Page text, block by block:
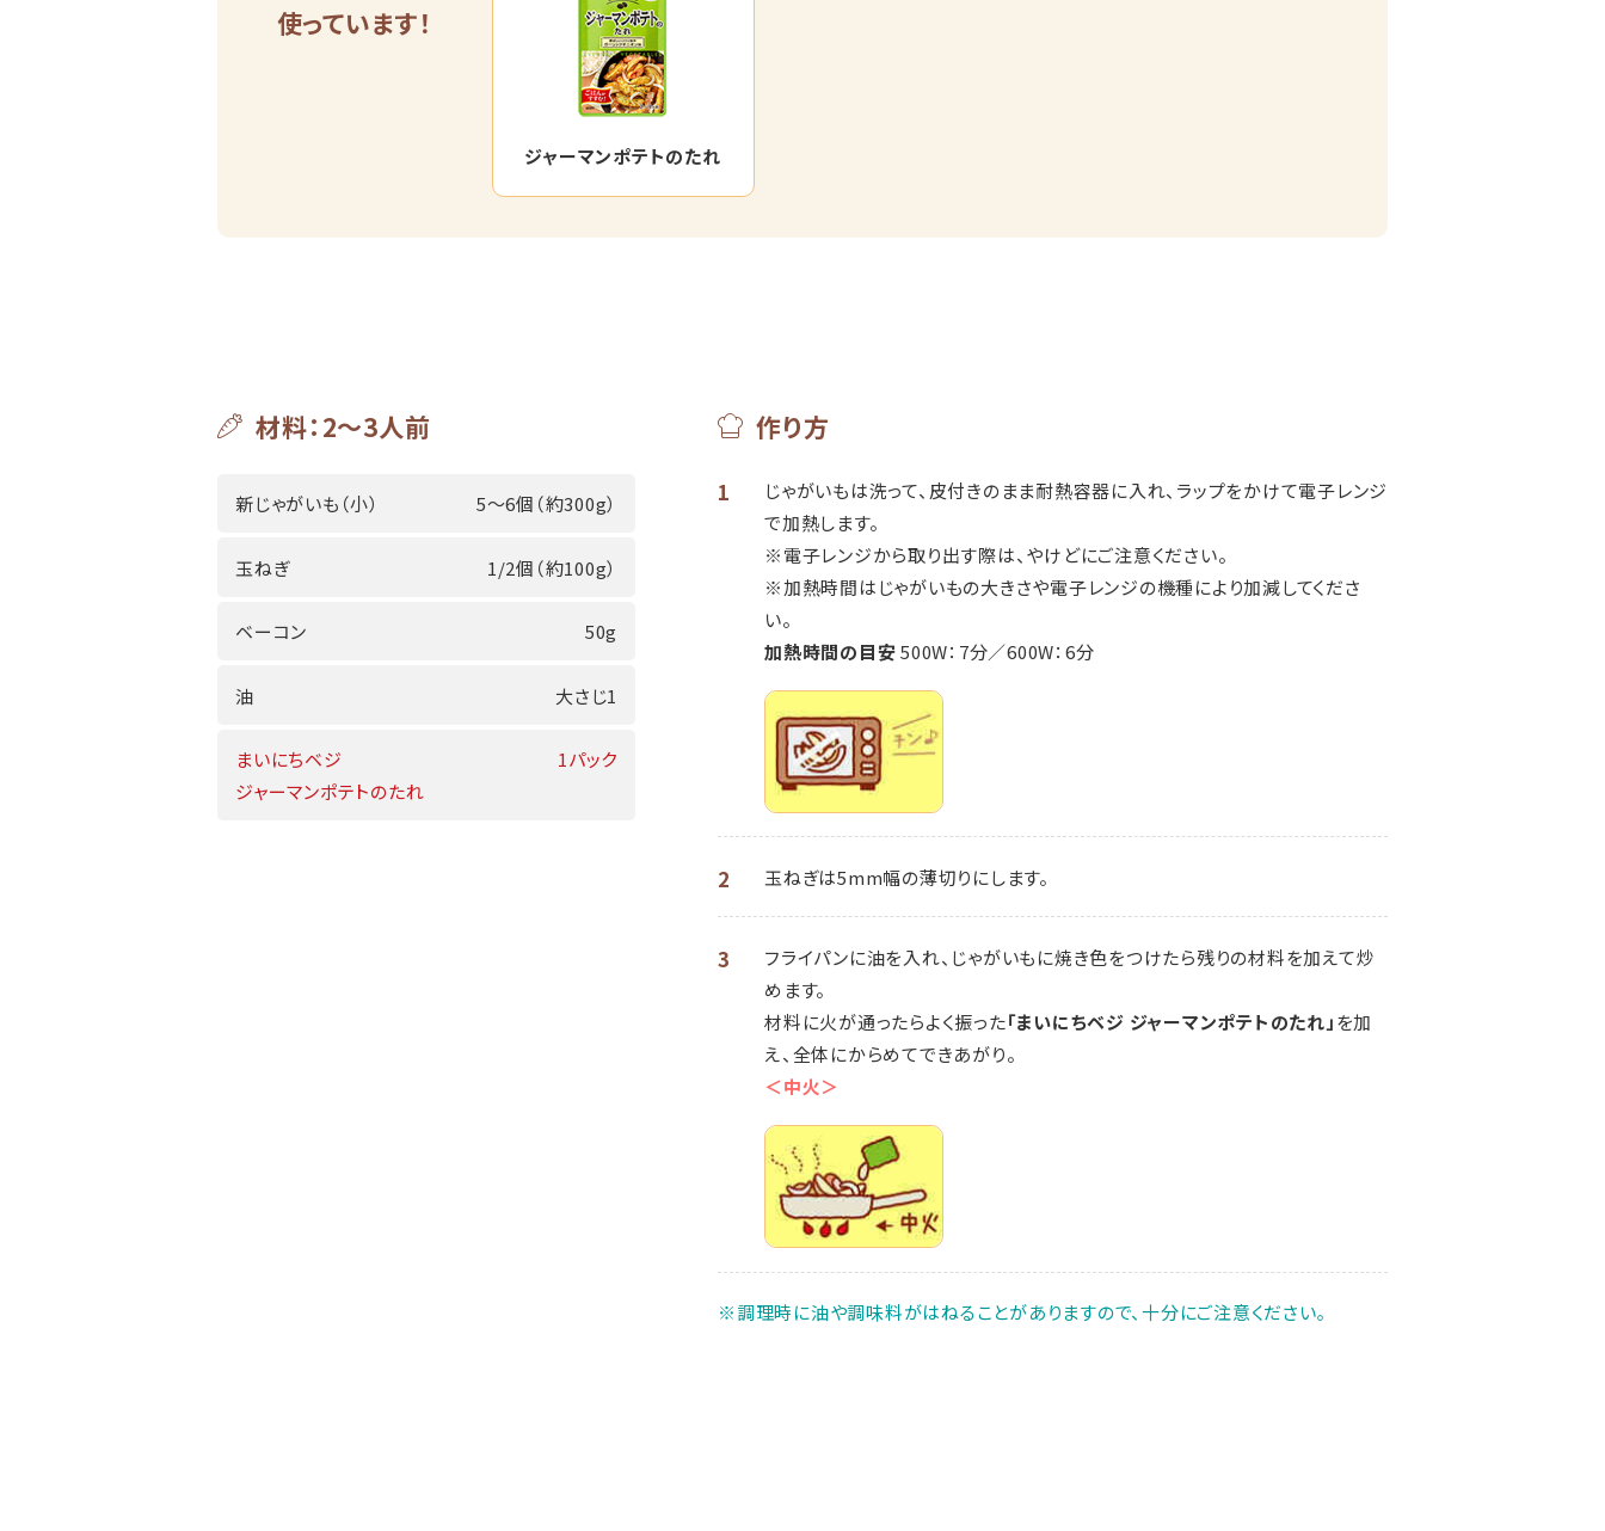
使っています！
ジャーマンポテトのたれ
材料：2～3人前
新じゃがいも（小） 5～6個（約300g）
玉ねぎ 1/2個（約100g）
ベーコン 50g
油 大さじ1
まいにちベジ
ジャーマンポテトのたれ
1パック
作り方
1
じゃがいもは洗って、皮付きのまま耐熱容器に入れ、ラップをかけて電子レンジ
で加熱します。
※電子レンジから取り出す際は、やけどにご注意ください。
※加熱時間はじゃがいもの大きさや電子レンジの機種により加減してくださ
い。
加熱時間の目安500W：7分／600W：6分
2 玉ねぎは5mm幅の薄切りにします。
3
フライパンに油を入れ、じゃがいもに焼き色をつけたら残りの材料を加えて炒
めます。
材料に火が通ったらよく振った「まいにちベジ ジャーマンポテトのたれ」を加
え、全体にからめてできあがり。
＜中火＞
※調理時に油や調味料がはねることがありますので、十分にご注意ください｡